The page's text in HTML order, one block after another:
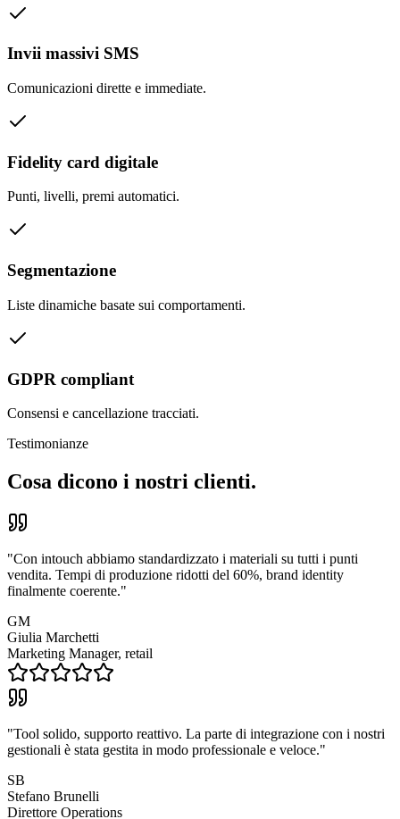
Invii massivi SMS
Comunicazioni dirette e immediate.
Fidelity card digitale
Punti, livelli, premi automatici.
Segmentazione
Liste dinamiche basate sui comportamenti.
GDPR compliant
Consensi e cancellazione tracciati.
Testimonianze
Cosa dicono i nostri clienti.
"Con intouch abbiamo standardizzato i materiali su tutti i punti
vendita. Tempi di produzione ridotti del 60%, brand identity
finalmente coerente."
GM
Giulia Marchetti
Marketing Manager, retail
"Tool solido, supporto reattivo. La parte di integrazione con i nostri
gestionali è stata gestita in modo professionale e veloce."
SB
Stefano Brunelli
Direttore Operations